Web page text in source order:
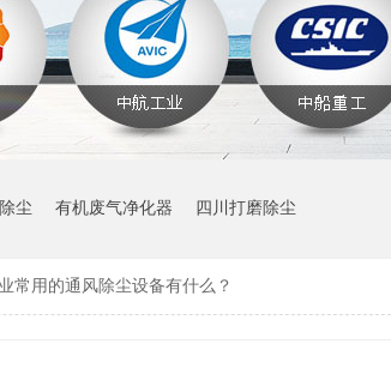
尘 有机废气净化器 四川打磨除尘
常用的通风除尘设备有什么？